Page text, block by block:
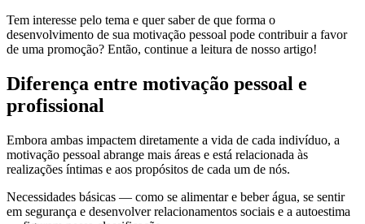
Tem interesse pelo tema e quer saber de que forma o
desenvolvimento de sua motivação pessoal pode contribuir a favor
de uma promoção? Então, continue a leitura de nosso artigo!
Diferença entre motivação pessoal e
profissional
Embora ambas impactem diretamente a vida de cada indivíduo, a
motivação pessoal abrange mais áreas e está relacionada às
realizações íntimas e aos propósitos de cada um de nós.
Necessidades básicas — como se alimentar e beber água, se sentir
em segurança e desenvolver relacionamentos sociais e a autoestima